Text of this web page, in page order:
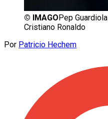
© IMAGO Pep
Cristiano Ronaldo
Por Patricio Hechem